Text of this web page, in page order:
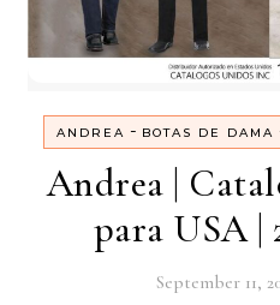
ANDREA - BOTAS DE DAMA
Andrea |
para USA |
September 11,